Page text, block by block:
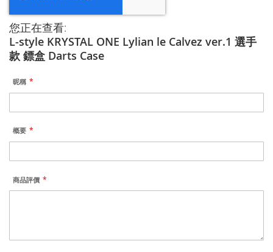
您正在查看:
L-style KRYSTAL ONE Lylian le Calvez ver.1 選手
款 鏢盒 Darts Case
昵稱
概要
商品評價